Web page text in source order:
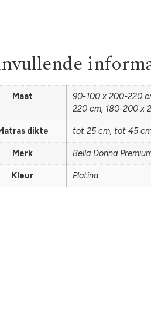
Maat
90-100 x 200-220
220 cm, 180-200 x
dikte tot 25 cm, tot 45
Merk Bella Donna
Kleur Platina